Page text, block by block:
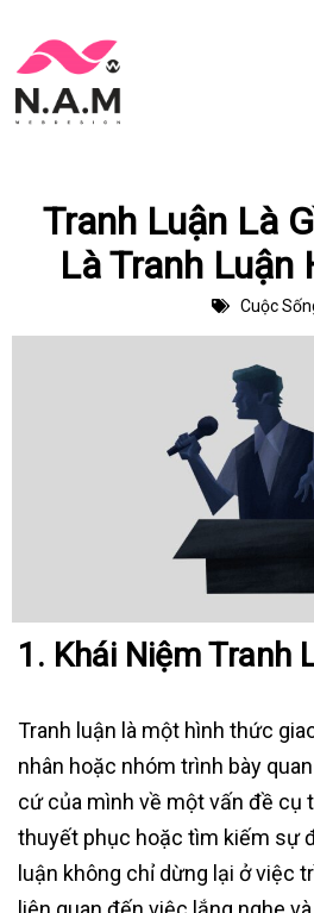
Chuyển
tới
Tranh Luận Là
Là Tranh Luận
Cuộc
1. Khái Niệm Tranh
Tranh luận là một hình thức
nhân hoặc nhóm trình bày
cứ của mình về một vấn đề cụ
thuyết phục hoặc tìm kiếm sự
luận không chỉ dừng lại ở việc